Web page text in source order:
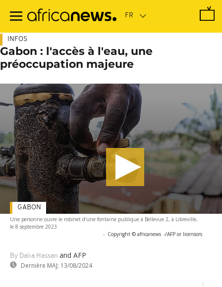
contenu
INFOS
Gabon : l'accès à l'eau, une
préoccupation majeure
Une personne ouvre le robinet d'une fontaine publique à Bellevue 2, à Libreville,
le 8 septembre 2023
- Copyright © africanews -/AFP or licensors
By Dalia Hassan and AFP
Dernière MAJ: 13/08/2024
GABON